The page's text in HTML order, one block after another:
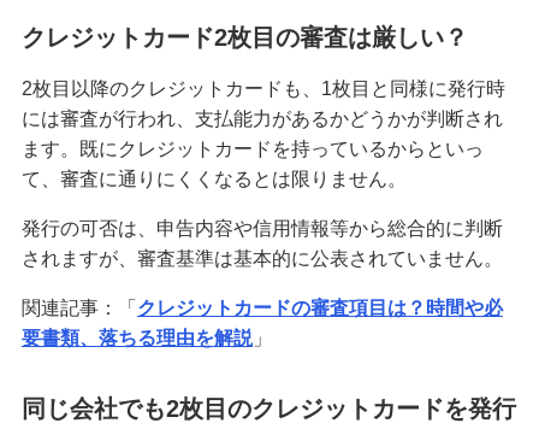
クレジットカード2枚目の審査は厳しい？
2枚目以降のクレジットカードも、1枚目と同様に発行時
には審査が行われ、支払能力があるかどうかが判断され
ます。既にクレジットカードを持っているからといっ
て、審査に通りにくくなるとは限りません。
発行の可否は、申告内容や信用情報等から総合的に判断
されますが、審査基準は基本的に公表されていません。
関連記事：「 クレジットカードの審査項目は？時間や必
要書類、落ちる理由を解説」
同じ会社でも2枚目のクレジットカードを発行